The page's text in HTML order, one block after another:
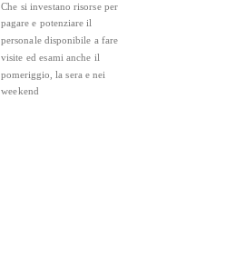
Che si investano risorse per
pagare e potenziare il
personale disponibile a fare
visite ed esami anche il
pomeriggio, la sera e nei
weekend